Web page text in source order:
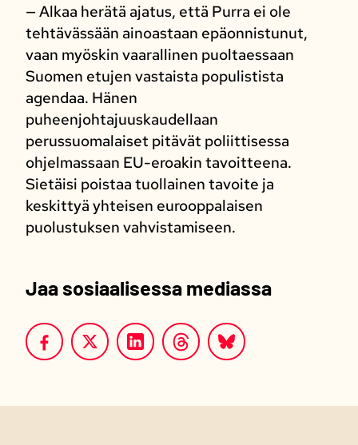
— Alkaa herätä ajatus, että Purra ei ole
tehtävässään ainoastaan epäonnistunut,
vaan myöskin vaarallinen puoltaessaan
Suomen etujen vastaista populistista
agendaa. Hänen
puheenjohtajuuskaudellaan
perussuomalaiset pitävät poliittisessa
ohjelmassaan EU-eroakin tavoitteena.
Sietäisi poistaa tuollainen tavoite ja
keskittyä yhteisen eurooppalaisen
puolustuksen vahvistamiseen.
Jaa sosiaalisessa mediassa